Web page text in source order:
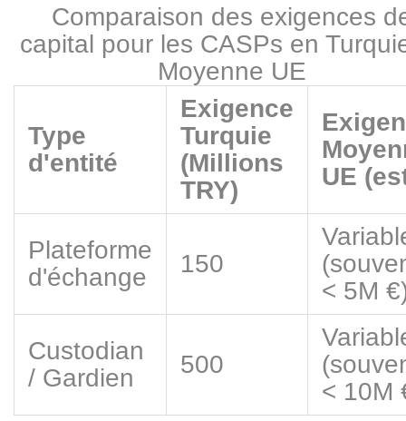
Comparaison des exigences
capital pour les CASPs en
Moyenne UE
Type
d'entité
Exigence
Turquie
(Millions
TRY)
UE
Plateforme
d'échange
150
< 5M
Custodian
/ Gardien
500
< 10M